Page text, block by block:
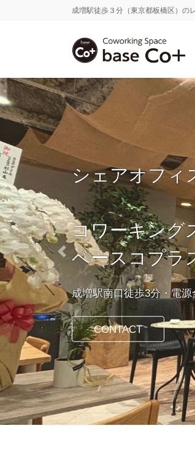
に
移
動
ョ
ン
に
動
成増駅徒歩３分（東京都板橋区）の
シェアオフィ
コワーキング
ベースコプラ
成増駅南口徒歩3分・電
CONTACT
Previous